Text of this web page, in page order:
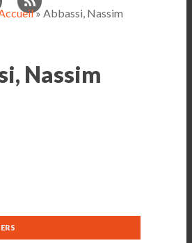
» Abbassi, Nassim
Nassim